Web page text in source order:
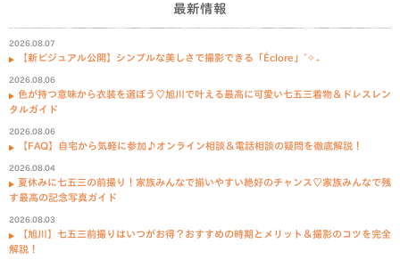
最新情報
2026.08.07
【新ビジュアル公開】シンプルな美しさで撮影できる「Éclore」˚✧₊
2026.08.06
色が持つ意味から衣装を選ぼう♡旭川で叶える最高に可愛い七五三着物＆ドレスレン
タルガイド
2026.08.06
【FAQ】自宅から気軽に参加♪オンライン相談＆電話相談の疑問を徹底解説！
2026.08.04
夏休みに七五三の前撮り！家族みんなで揃いやすい絶好のチャンス♡家族みんなで残
す最高の記念写真ガイド
2026.08.03
【旭川】七五三前撮りはいつがお得？おすすめの時期とメリット＆撮影のコツを完全
解説！